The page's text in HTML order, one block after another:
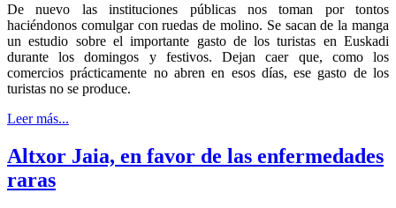
De nuevo las instituciones públicas nos toman por tontos
haciéndonos comulgar con ruedas de molino. Se sacan de la manga
un estudio sobre el importante gasto de los turistas en Euskadi
durante los domingos y festivos. Dejan caer que, como los
comercios prácticamente no abren en esos días, ese gasto de los
turistas no se produce.
Leer más...
Altxor Jaia, en favor de las enfermedades
raras